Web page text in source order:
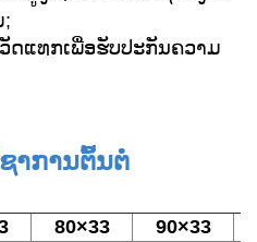
ດແທກເພື່ອຮັບປະກັນຄວາມ
າການຕົ້ນຕໍ
80×33 90×33